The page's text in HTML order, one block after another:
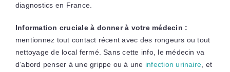
diagnostics en France.
Information cruciale à donner à votre médecin :
mentionnez tout contact récent avec des rongeurs ou tout
nettoyage de local fermé. Sans cette info, le médecin va
d’abord penser à une grippe ou à une infection urinaire , et